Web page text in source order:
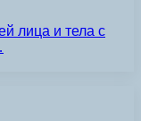
лица и тела с